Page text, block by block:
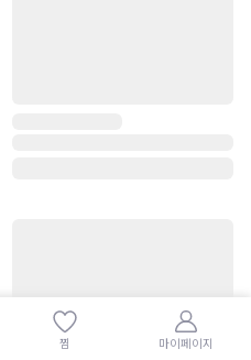
찜 마이페이지